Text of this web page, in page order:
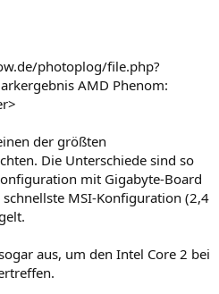
photoplog/file.php?
AMD Phenom:
der größten
Die Unterschiede sind so
mit Gigabyte-Board
MSI-Konfiguration (2,4
aus, um den Intel Core 2 bei